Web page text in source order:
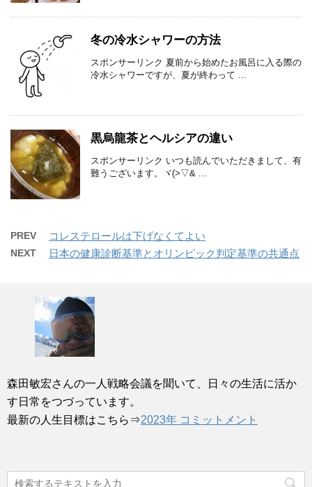
冬の冷水シャワーの方法
スポンサーリンク 夏前から始めたお風呂に入る際の
冷水シャワーですが、夏が終わって ...
黒烏龍茶とヘルシアの違い
スポンサーリンク いつも読んでいただきまして、有
難うございます。ヾ(>▽& ...
PREV コレステロールは下げなくてよい
NEXT 日本の健康診断基準とオリンピック判定基準の共通点
森田敏宏さんの一人戦略会議を聞いて、日々の生活に活か
す日常をつづっています。
最新の人生目標はこちら⇒2023年 コミットメント